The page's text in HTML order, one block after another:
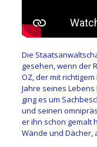
Die
gesehen, wenn der
OZ, der mit
Jahre seines
ging es um
und seinen
er ihn schon gemalt
Wände und Dächer,